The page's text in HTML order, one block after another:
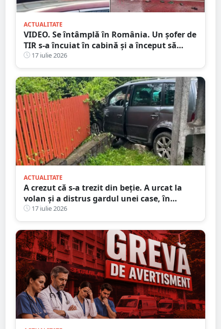
ACTUALITATE
VIDEO. Se întâmplă în România. Un șofer de
TIR s-a încuiat în cabină și a început să
arunce cu obiecte în trecători. Au intervenit
mascații
17 iulie 2026
ACTUALITATE
A crezut că s-a trezit din beție. A urcat la
volan și a distrus gardul unei case, în
județul Satu Mare
17 iulie 2026